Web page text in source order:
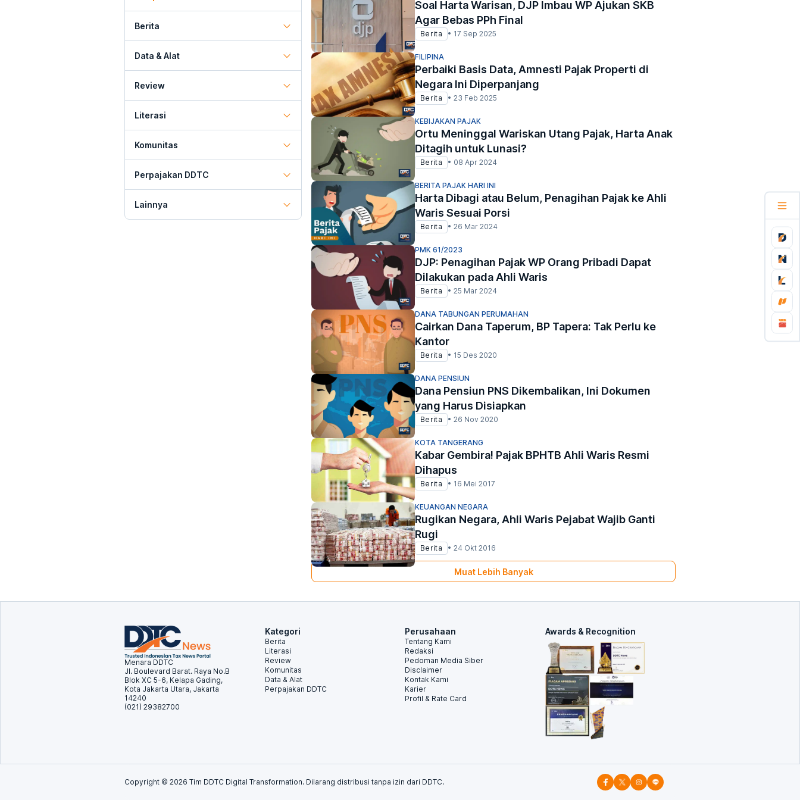
Berita
Data & Alat
Review
Literasi
Komunitas
Perpajakan DDTC
Lainnya
Soal Harta Warisan, DJP Imbau WP Ajukan SKB
Agar Bebas PPh Final
Berita • 17 Sep 2025
FILIPINA
Perbaiki Basis Data, Amnesti Pajak Properti di
Negara Ini Diperpanjang
Berita • 23 Feb 2025
KEBIJAKAN PAJAK
Ortu Meninggal Wariskan Utang Pajak, Harta Anak
Ditagih untuk Lunasi?
Berita • 08 Apr 2024
BERITA PAJAK HARI INI
Harta Dibagi atau Belum, Penagihan Pajak ke Ahli
Waris Sesuai Porsi
Berita • 26 Mar 2024
PMK 61/2023
DJP: Penagihan Pajak WP Orang Pribadi Dapat
Dilakukan pada Ahli Waris
Berita • 25 Mar 2024
DANA TABUNGAN PERUMAHAN
Cairkan Dana Taperum, BP Tapera: Tak Perlu ke
Kantor
Berita • 15 Des 2020
DANA PENSIUN
Dana Pensiun PNS Dikembalikan, Ini Dokumen
yang Harus Disiapkan
Berita • 26 Nov 2020
KOTA TANGERANG
Kabar Gembira! Pajak BPHTB Ahli Waris Resmi
Dihapus
Berita • 16 Mei 2017
KEUANGAN NEGARA
Rugikan Negara, Ahli Waris Pejabat Wajib Ganti
Rugi
Berita • 24 Okt 2016
Muat Lebih Banyak
Menara DDTC
Jl. Boulevard Barat. Raya No.B
Blok XC 5-6, Kelapa Gading,
Kota Jakarta Utara, Jakarta
14240
(021) 29382700
Kategori
Berita
Literasi
Review
Komunitas
Data & Alat
Perpajakan DDTC
Perusahaan
Tentang Kami
Redaksi
Pedoman Media Siber
Disclaimer
Kontak Kami
Karier
Profil & Rate Card
Awards & Recognition
Copyright © 2026 Tim DDTC Digital Transformation. Dilarang distribusi tanpa izin dari DDTC.